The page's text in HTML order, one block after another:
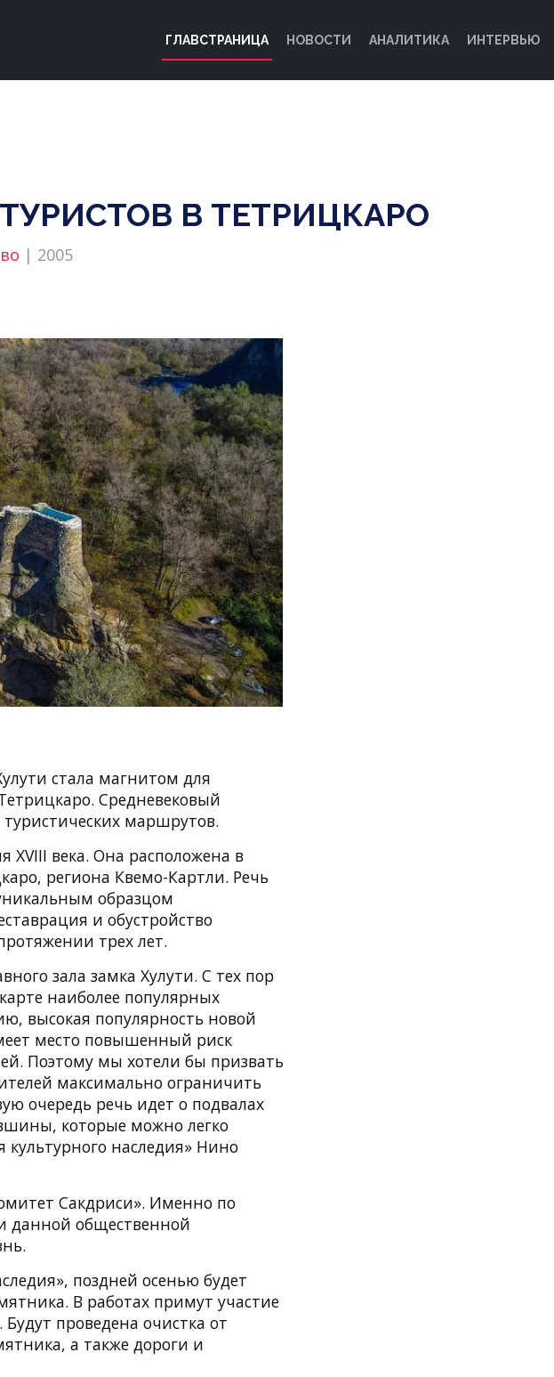
ГЛАВСТРАНИЦА НОВОСТИ АНАЛИТИКА ИНТЕРВЬЮ
В ТЕТРИЦКАРО
| 2005
стала магнитом для
Средневековый
маршрутов.
XVIII века. Она расположена в
региона Квемо-Картли. Речь
образцом
и обустройство
трех лет.
зала замка Хулути. С тех пор
наиболее популярных
высокая популярность новой
место повышенный риск
Поэтому мы хотели бы призвать
максимально ограничить
очередь речь идет о подвалах
которые можно легко
культурного наследия» Нино
Сакдриси». Именно по
данной общественной
поздней осенью будет
В работах примут участие
проведена очистка от
а также дороги и